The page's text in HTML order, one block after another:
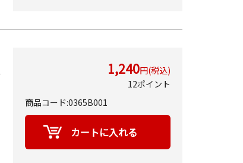
1,240円(税込)
12ポイント
商品コード:0365B001